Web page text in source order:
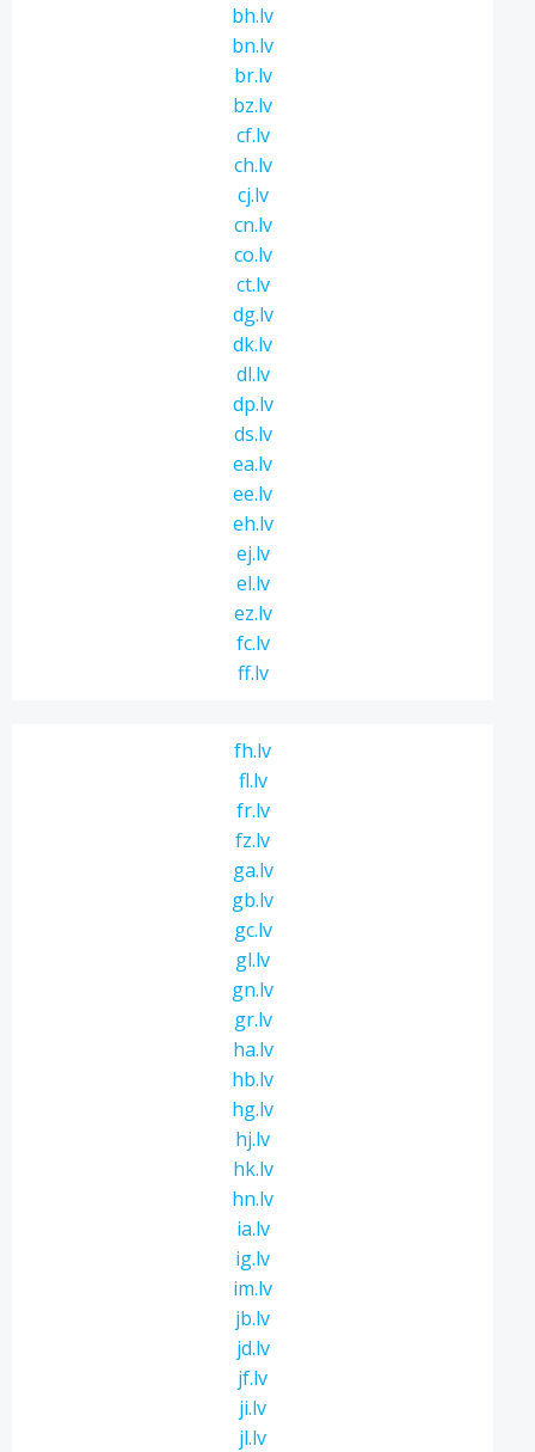
bh.lv
bn.lv
br.lv
bz.lv
cf.lv
ch.lv
cj.lv
cn.lv
co.lv
ct.lv
dg.lv
dk.lv
dl.lv
dp.lv
ds.lv
ea.lv
ee.lv
eh.lv
ej.lv
el.lv
ez.lv
fc.lv
ff.lv
fh.lv
fl.lv
fr.lv
fz.lv
ga.lv
gb.lv
gc.lv
gl.lv
gn.lv
gr.lv
ha.lv
hb.lv
hg.lv
hj.lv
hk.lv
hn.lv
ia.lv
ig.lv
im.lv
jb.lv
jd.lv
jf.lv
ji.lv
jl.lv